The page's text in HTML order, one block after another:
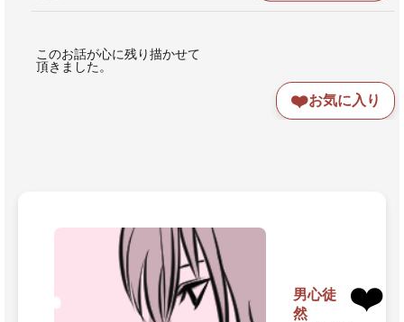
このお話が心に残り描かせて
頂きました。
❤️お気に入り
男心徒
然
❤️